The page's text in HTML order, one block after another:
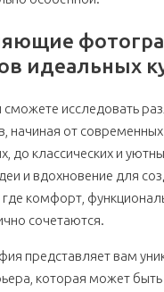
идеальных
сможете исследовать
начиная от современных
до классических и
и вдохновение для
где комфорт,
сочетаются.
представляет вам
которая может быть